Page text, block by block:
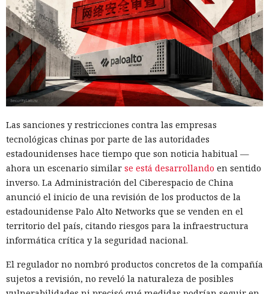
Las sanciones y restricciones contra las empresas
tecnológicas chinas por parte de las autoridades
estadounidenses hace tiempo que son noticia habitual —
ahora un escenario similar se está desarrollando en sentido
inverso. La Administración del Ciberespacio de China
anunció el inicio de una revisión de los productos de la
estadounidense Palo Alto Networks que se venden en el
territorio del país, citando riesgos para la infraestructura
informática crítica y la seguridad nacional.
El regulador no nombró productos concretos de la compañía
sujetos a revisión, no reveló la naturaleza de posibles